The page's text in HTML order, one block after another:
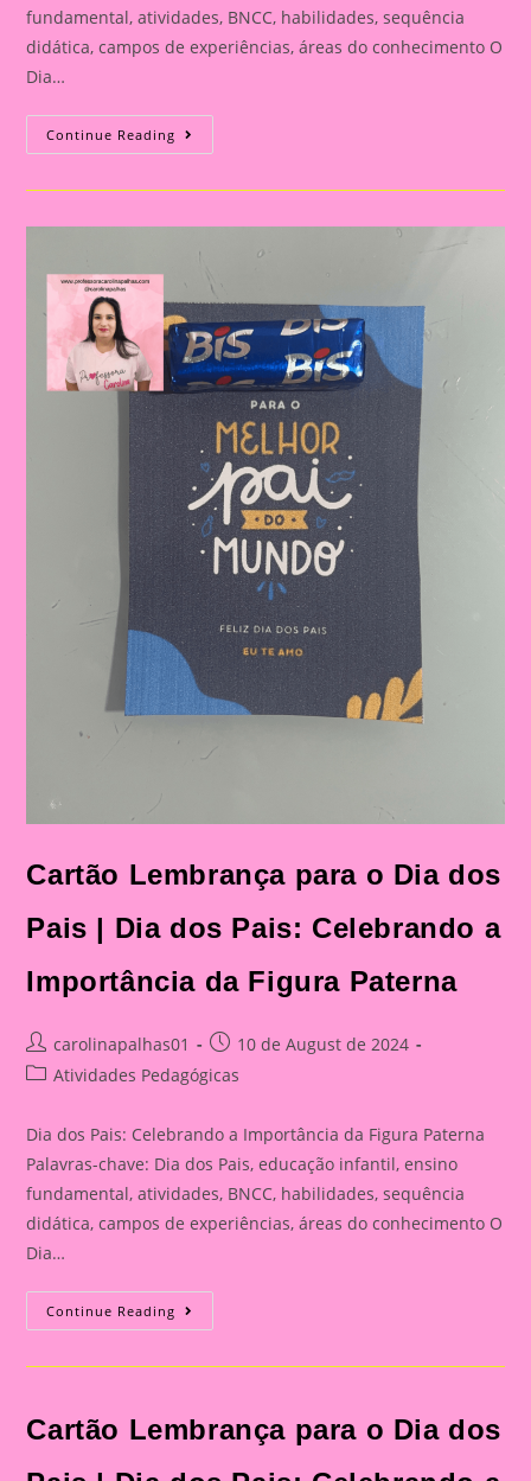
fundamental, atividades, BNCC, habilidades, sequência
didática, campos de experiências, áreas do conhecimento O
Dia…
Continue Reading Cartão
Lembrança
O
Pais
Dos
Pais:
Celebrando
A
Importância
Da
Figura
Paterna
Cartão Lembrança para o Dia dos
Pais | Dia dos Pais: Celebrando a
Importância da Figura Paterna
Post
author:
carolinapalhas01
Post
published:
10 de August de 2024
PostAtividades Pedagógicas
Dia dos Pais: Celebrando a Importância da Figura Paterna
Palavras-chave: Dia dos Pais, educação infantil, ensino
fundamental, atividades, BNCC, habilidades, sequência
didática, campos de experiências, áreas do conhecimento O
Dia…
Continue Reading Cartão
Lembrança
O
|
Dia
Cartão Lembrança para o Dia dos